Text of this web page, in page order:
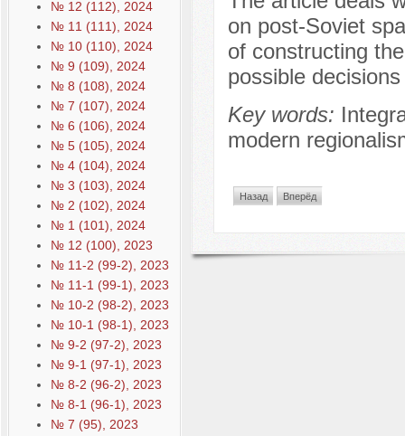
№ 12 (112), 2024
№ 11 (111), 2024
№ 10 (110), 2024
№ 9 (109), 2024
№ 8 (108), 2024
№ 7 (107), 2024
№ 6 (106), 2024
№ 5 (105), 2024
№ 4 (104), 2024
№ 3 (103), 2024
№ 2 (102), 2024
№ 1 (101), 2024
№ 12 (100), 2023
№ 11-2 (99-2), 2023
№ 11-1 (99-1), 2023
№ 10-2 (98-2), 2023
№ 10-1 (98-1), 2023
№ 9-2 (97-2), 2023
№ 9-1 (97-1), 2023
№ 8-2 (96-2), 2023
№ 8-1 (96-1), 2023
№ 7 (95), 2023
on post-Soviet
of constructing
possible
Key words:
modern
Назад Вперёд